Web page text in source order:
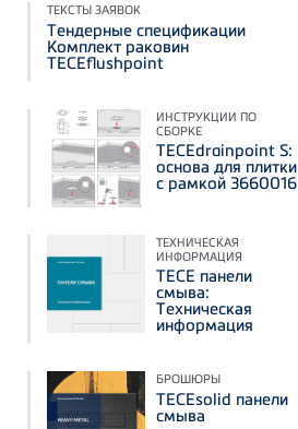
ТЕКСТЫ ЗАЯВОК
Тендерные спецификации
Комплект раковин
TECEflushpoint
ИНСТРУКЦИИ ПО
СБОРКЕ
TECEdrainpoint S:
основа для плитки
с рамкой 3660016
ТЕХНИЧЕСКАЯ
ИНФОРМАЦИЯ
TECE панели
смыва:
Техническая
информация
БРОШЮРЫ
TECEsolid панели
смыва